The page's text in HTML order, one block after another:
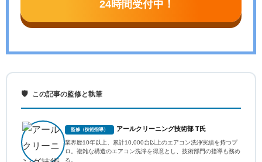
24時間受付中！
🛡️ この記事の監修と執筆
監修（技術指導） アールクリーニング技術部 T氏
業界歴10年以上、累計10,000台以上のエアコン洗浄実績を持つプ
ロ。複雑な構造のエアコン洗浄を得意とし、技術部門の指導も務め
る。